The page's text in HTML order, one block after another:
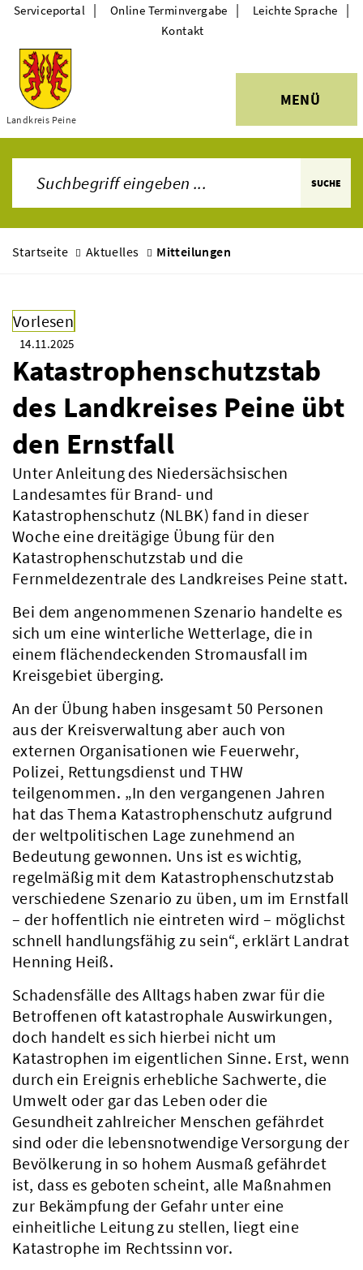
Themen
Landkreis Peine
MENÜ
Serviceportal | Online Terminvergabe | Leichte Sprache |
Kontakt
SUCHE
Startseite Aktuelles Mitteilungen
Vorlesen
14.11.2025
Katastrophenschutzstab
des Landkreises Peine übt
den Ernstfall
Unter Anleitung des Niedersächsischen
Landesamtes für Brand- und
Katastrophenschutz (NLBK) fand in dieser
Woche eine dreitägige Übung für den
Katastrophenschutzstab und die
Fernmeldezentrale des Landkreises Peine statt.
Bei dem angenommenen Szenario handelte es
sich um eine winterliche Wetterlage, die in
einem flächendeckenden Stromausfall im
Kreisgebiet überging.
An der Übung haben insgesamt 50 Personen
aus der Kreisverwaltung aber auch von
externen Organisationen wie Feuerwehr,
Polizei, Rettungsdienst und THW
teilgenommen. „In den vergangenen Jahren
hat das Thema Katastrophenschutz aufgrund
der weltpolitischen Lage zunehmend an
Bedeutung gewonnen. Uns ist es wichtig,
regelmäßig mit dem Katastrophenschutzstab
verschiedene Szenario zu üben, um im Ernstfall
– der hoffentlich nie eintreten wird – möglichst
schnell handlungsfähig zu sein“, erklärt Landrat
Henning Heiß.
Schadensfälle des Alltags haben zwar für die
Betroffenen oft katastrophale Auswirkungen,
doch handelt es sich hierbei nicht um
Katastrophen im eigentlichen Sinne. Erst, wenn
durch ein Ereignis erhebliche Sachwerte, die
Umwelt oder gar das Leben oder die
Gesundheit zahlreicher Menschen gefährdet
sind oder die lebensnotwendige Versorgung der
Bevölkerung in so hohem Ausmaß gefährdet
ist, dass es geboten scheint, alle Maßnahmen
zur Bekämpfung der Gefahr unter eine
einheitliche Leitung zu stellen, liegt eine
Katastrophe im Rechtssinn vor.